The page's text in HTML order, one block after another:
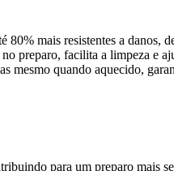
mais resistentes a danos,
preparo, facilita a limpeza e
mesmo quando aquecido,
para um preparo mais